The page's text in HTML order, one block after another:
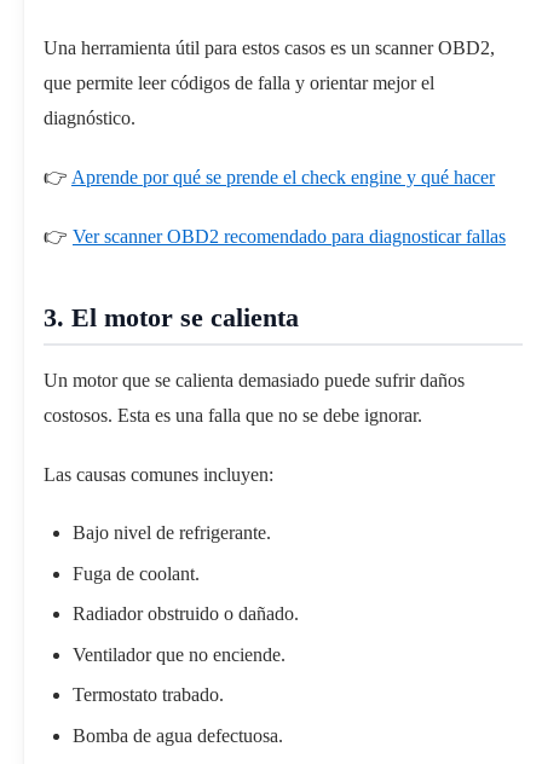
Una herramienta útil para estos casos es un scanner OBD2,
que permite leer códigos de falla y orientar mejor el
diagnóstico.
👉 Aprende por qué se prende el check engine y qué hacer
👉 Ver scanner OBD2 recomendado para diagnosticar fallas
3. El motor se calienta
Un motor que se calienta demasiado puede sufrir daños
costosos. Esta es una falla que no se debe ignorar.
Las causas comunes incluyen:
Bajo nivel de refrigerante.
Fuga de coolant.
Radiador obstruido o dañado.
Ventilador que no enciende.
Termostato trabado.
Bomba de agua defectuosa.